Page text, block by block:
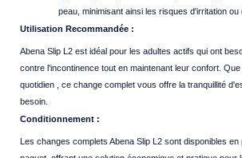
peau, minimisant ainsi les risques d'irritation ou
Utilisation Recommandée :
Abena Slip L2 est idéal pour les adultes actifs qui ont
contre l'incontinence tout en maintenant leur confort.
quotidien , ce change complet vous offre la tranquillité
besoin.
Conditionnement :
Les changes complets Abena Slip L2 sont disponibles